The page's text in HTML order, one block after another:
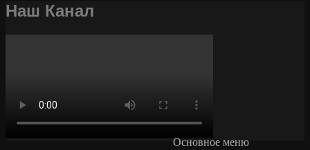
Основное меню
Наш Канал